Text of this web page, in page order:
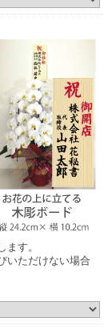
メージ）
す。
いただけない場合